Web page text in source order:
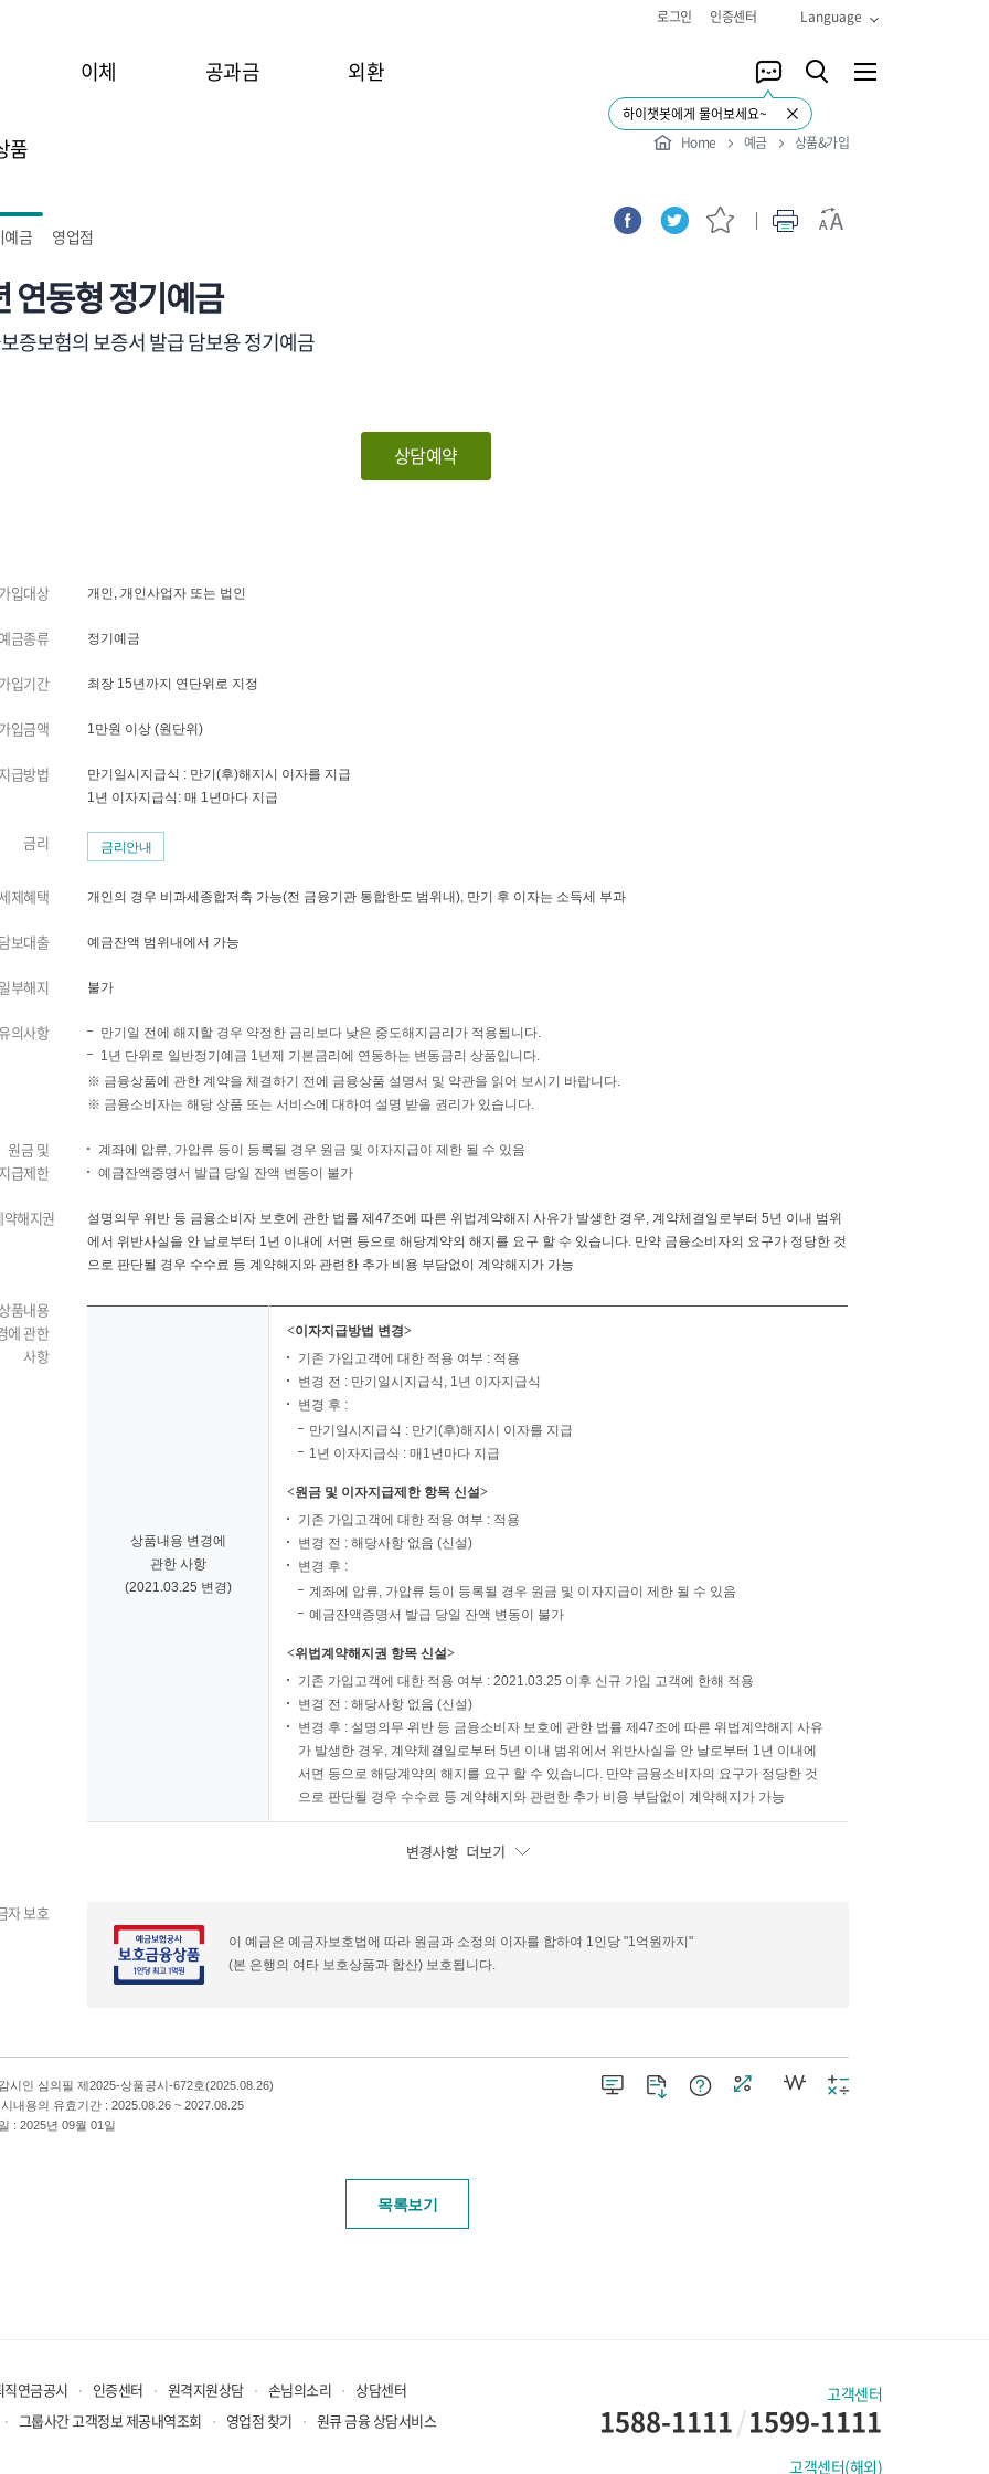
로그인 인증센터 Language
이체 공과금 외환
품
하이챗봇에게 물어보세요~
Home
예금 상품&가입
예금 영업점
연동형 정기예금
증보험의 보증서 발급 담보용 정기예금
상담예약
입대상 개인, 개인사업자 또는 법인
금종류 정기예금
입기간 최장 15년까지 연단위로 지정
입금액 1만원 이상 (원단위)
급방법
만기일시지급식 : 만기(후)해지시 이자를 지급
1년 이자지급식: 매 1년마다 지급
금리 금리안내
제혜택 개인의 경우 비과세종합저축 가능(전 금융기관 통합한도 범위내), 만기 후 이자는 소득세 부과
보대출 예금잔액 범위내에서 가능
부해지 불가
의사항
만기일 전에 해지할 경우 약정한 금리보다 낮은 중도해지금리가 적용됩니다.
1년 단위로 일반정기예금 1년제 기본금리에 연동하는 변동금리 상품입니다.
※ 금융상품에 관한 계약을 체결하기 전에 금융상품 설명서 및 약관을 읽어 보시기 바랍니다.
※ 금융소비자는 해당 상품 또는 서비스에 대하여 설명 받을 권리가 있습니다.
원금 및
급제한
계좌에 압류, 가압류 등이 등록될 경우 원금 및 이자지급이 제한 될 수 있음
예금잔액증명서 발급 당일 잔액 변동이 불가
해지권
설명의무 위반 등 금융소비자 보호에 관한 법률 제47조에 따른 위법계약해지 사유가 발생한 경우, 계약체결일로부터 5년 이내 범위
에서 위반사실을 안 날로부터 1년 이내에 서면 등으로 해당계약의 해지를 요구 할 수 있습니다. 만약 금융소비자의 요구가 정당한 것
으로 판단될 경우 수수료 등 계약해지와 관련한 추가 비용 부담없이 계약해지가 가능
품내용
에 관한
사항
상품내용 변경에
관한 사항
(2021.03.25 변경)
<이자지급방법 변경>
기존 가입고객에 대한 적용 여부 : 적용
변경 전 : 만기일시지급식, 1년 이자지급식
변경 후 :
만기일시지급식 : 만기(후)해지시 이자를 지급
1년 이자지급식 : 매1년마다 지급
<원금 및 이자지급제한 항목 신설>
기존 가입고객에 대한 적용 여부 : 적용
변경 전 : 해당사항 없음 (신설)
변경 후 :
계좌에 압류, 가압류 등이 등록될 경우 원금 및 이자지급이 제한 될 수 있음
예금잔액증명서 발급 당일 잔액 변동이 불가
<위법계약해지권 항목 신설>
기존 가입고객에 대한 적용 여부 : 2021.03.25 이후 신규 가입 고객에 한해 적용
변경 전 : 해당사항 없음 (신설)
변경 후 : 설명의무 위반 등 금융소비자 보호에 관한 법률 제47조에 따른 위법계약해지 사유
가 발생한 경우, 계약체결일로부터 5년 이내 범위에서 위반사실을 안 날로부터 1년 이내에
서면 등으로 해당계약의 해지를 요구 할 수 있습니다. 만약 금융소비자의 요구가 정당한 것
으로 판단될 경우 수수료 등 계약해지와 관련한 추가 비용 부담없이 계약해지가 가능
자 보호
이 예금은 예금자보호법에 따라 원금과 소정의 이자를 합하여 1인당 "1억원까지"
(본 은행의 여타 보호상품과 합산) 보호됩니다.
시인 심의필 제2025-상품공시-672호(2025.08.26)
내용의 유효기간 : 2025.08.26 ~ 2027.08.25
: 2025년 09월 01일
목록보기
직연금공시 인증센터 원격지원상담 손님의소리
상담센터
그룹사간 고객정보 제공내역조회
영업점 찾기 원큐 금융 상담서비스
고객센터
1588-1111/1599-1111
고객센터(해외)